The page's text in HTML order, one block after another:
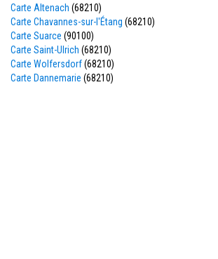
Carte Altenach (68210)
Carte Chavannes-sur-l'Étang (68210)
Carte Suarce (90100)
Carte Saint-Ulrich (68210)
Carte Wolfersdorf(68210)
Carte Dannemarie (68210)